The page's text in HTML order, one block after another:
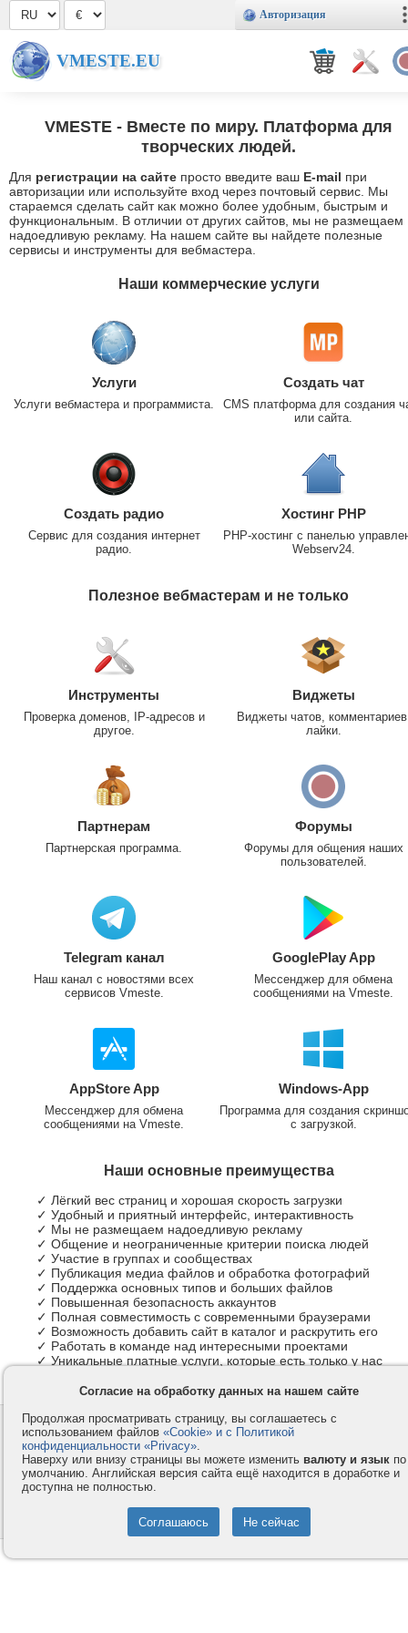
Авторизация
VMESTE.EU
VMESTE - Вместе по миру. Платформа для
творческих людей.
Для регистрации на сайте просто введите ваш E-mail при
авторизации или используйте вход через почтовый сервис. Мы
стараемся сделать сайт как можно более удобным, быстрым и
функциональным. В отличии от других сайтов, мы не размещаем
надоедливую рекламу. На нашем сайте вы найдете полезные
сервисы и инструменты для вебмастера.
Наши коммерческие услуги
Услуги
Услуги вебмастера и программиста.
Создать чат
CMS платформа для создания
или сайта.
Создать радио
Сервис для создания интернет
радио.
Хостинг PHP
PHP-хостинг с панелью
Webserv24.
Полезное вебмастерам и не только
Инструменты
Проверка доменов, IP-адресов и
другое.
Виджеты
Виджеты чатов,
лайки.
Партнерам
Партнерская программа.
Форумы
Форумы для общения наших
пользователей.
Telegram канал
Наш канал с новостями всех
сервисов Vmeste.
GooglePlay App
Мессенджер для обмена
сообщениями на Vmeste.
AppStore App
Мессенджер для обмена
сообщениями на Vmeste.
Windows-App
Программа для создания
с загрузкой.
Наши основные преимущества
✓ Лёгкий вес страниц и хорошая скорость загрузки
✓ Удобный и приятный интерфейс, интерактивность
✓ Мы не размещаем надоедливую рекламу
✓ Общение и неограниченные критерии поиска людей
✓ Участие в группах и сообществах
✓ Публикация медиа файлов и обработка фотографий
✓ Поддержка основных типов и больших файлов
✓ Повышенная безопасность аккаунтов
✓ Полная совместимость с современными браузерами
✓ Возможность добавить сайт в каталог и раскрутить его
✓ Работать в команде над интересными проектами
✓ Уникальные платные услуги, которые есть только у нас
Контакты
Компания
Privacy и Cookie
Услуги
Как оплатить
Помощь
© 2008-2026
- Все права защищены.
Согласие на обработку данных на нашем сайте
Продолжая просматривать страницу, вы соглашаетесь с
использованием файлов «Cookie» и с Политикой
конфиденциальности «Privacy».
Наверху или внизу страницы вы можете изменить валюту и язык по
умолчанию. Английская версия сайта ещё находится в доработке и
доступна не полностью.